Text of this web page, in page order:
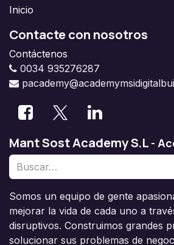
Inicio
Contacte con nosotros
Contáctenos
0034 935276287
Mant Sost Academy S.L -
Somos un equipo de gente
mejorar la vida de cada uno a
disruptivos. Construimos grandes
solucionar sus problemas de